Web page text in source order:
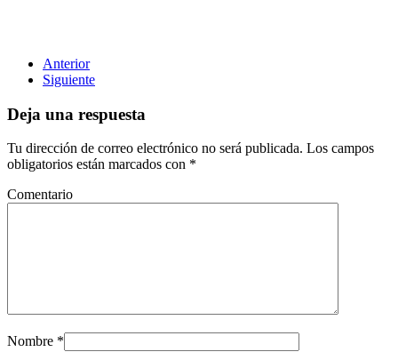
Anterior
Siguiente
Deja una respuesta
Tu dirección de correo electrónico no será publicada. Los campos
obligatorios están marcados con *
Comentario
Nombre *